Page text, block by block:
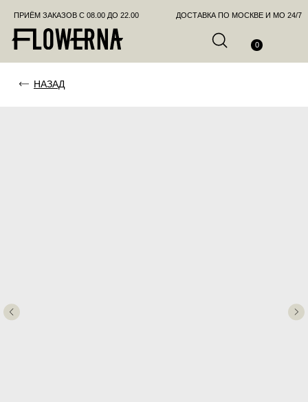
ПРИЁМ ЗАКАЗОВ С 08.00 ДО 22.00